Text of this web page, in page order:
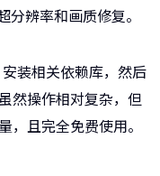
辨率和画质修复。
装相关依赖库，然后
然操作相对复杂，但
，且完全免费使用。